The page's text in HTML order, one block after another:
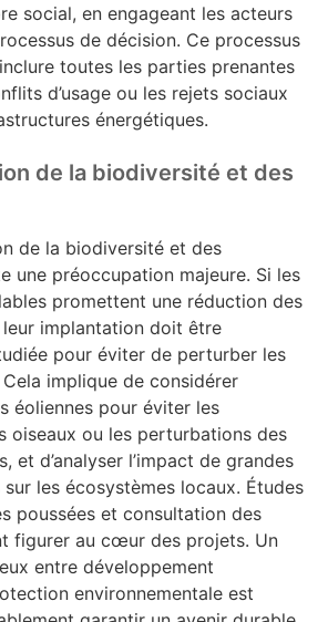
social, en engageant les acteurs
de décision. Ce processus
toutes les parties prenantes
d’usage ou les rejets sociaux
énergétiques.
de la biodiversité et des
de la biodiversité et des
une préoccupation majeure. Si les
promettent une réduction des
implantation doit être
pour éviter de perturber les
implique de considérer
éoliennes pour éviter les
oiseaux ou les perturbations des
et d’analyser l’impact de grandes
les écosystèmes locaux. Études
poussées et consultation des
figurer au cœur des projets. Un
entre développement
environnementale est